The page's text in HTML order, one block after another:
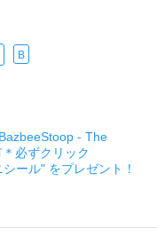
B
- The
必ずクリック
ール" をプレゼント！